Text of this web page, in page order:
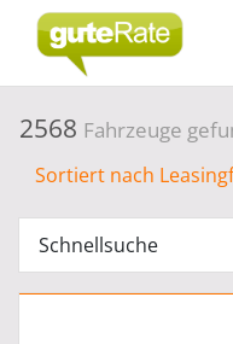
2568 Fahrzeuge
Sortiert nach
Schnellsuche